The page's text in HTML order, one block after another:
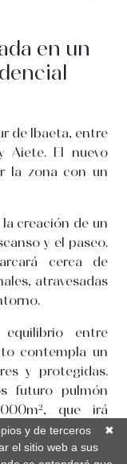
en un
de Ibaeta, entre
Aiete. El nuevo
la zona con un
creación de un
y el paseo.
cerca de
atravesadas
entre
contempla un
y protegidas.
futuro pulmón
que irá
a orillas
kilómetro,
✖
y de terceros
el sitio web a sus